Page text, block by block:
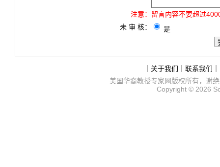
注意： 留言内容不要超过
未 审 核：
是
关于我们 联系我们
美国华裔教授专家网版权所有，谢
Copyright © 2026